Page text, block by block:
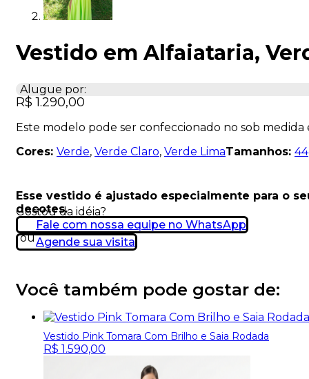
Vestido em Alfaiataria,
Alugue por:
R$ 1.290,00
Este modelo pode ser confeccionado no sob
Cores: Verde, Verde Claro, Verde LimaTamanhos: 44
Esse vestido é ajustado especialmente para o
decotes.
Gostou da idéia?
Fale com nossa equipe no WhatsApp
ouAgende sua visita
Você também pode gostar de:
Vestido Pink Tomara Com Brilho e Saia Rodada
R$ 1.590,00